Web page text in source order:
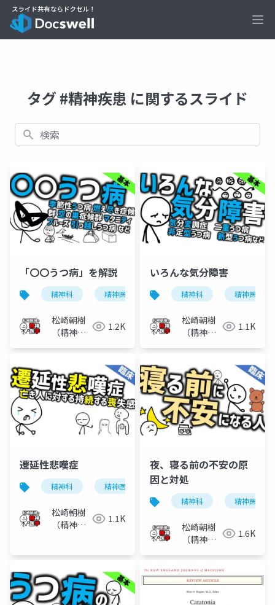
タグ #精神疾患 に関するスライド
検索
「〇〇うつ病」を解説
精神科 精神医学 うつ病 気分障害
松崎朝樹
（精神科
1.2K
いろんな気分障害
精神科 精神医学
松崎朝樹
（精神科
1.1K
遷延性悲嘆症
精神科 精神医学 遷延性悲嘆症
松崎朝樹
（精神科
1.1K
夜、寝る前の不安の原
因と対処
精神科 精神医学
松崎朝樹
（精神科
1.6K